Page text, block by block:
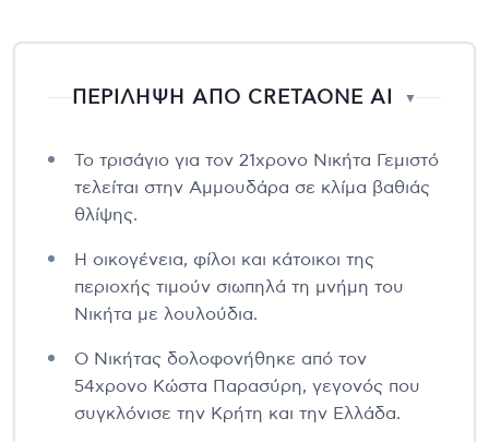
ΠΕΡΙΛΗΨΗ ΑΠΟ CRETAONE AI ▼
Το τρισάγιο για τον 21χρονο Νικήτα Γεμιστό
τελείται στην Αμμουδάρα σε κλίμα βαθιάς
θλίψης.
Η οικογένεια, φίλοι και κάτοικοι της
περιοχής τιμούν σιωπηλά τη μνήμη του
Νικήτα με λουλούδια.
Ο Νικήτας δολοφονήθηκε από τον
54χρονο Κώστα Παρασύρη, γεγονός που
συγκλόνισε την Κρήτη και την Ελλάδα.